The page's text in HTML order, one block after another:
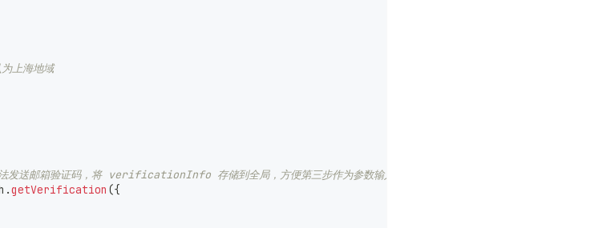
上海地域
发送邮箱验证码，将 verificationInfo 存储到全局，方便第三步作为参数输入
.getVerification ({